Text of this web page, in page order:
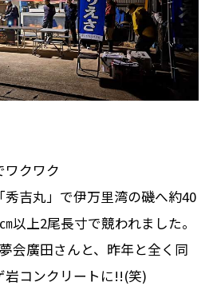
ワクワク
吉丸」で伊万里湾の磯へ約40
以上2尾長寸で競われました。
会廣田さんと、昨年と全く同
岩コンクリートに!!(笑)